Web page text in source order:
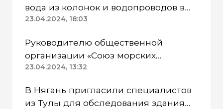
вода из колонок и водопроводов в
Казанском районе непригодна для
23.04.2024, 18:03
Руководителю общественной
организации «Союз морских
пехотинцев» Югры вынесли
23.04.2024, 13:32
В Нягань пригласили специалистов
из Тулы для обследования здания